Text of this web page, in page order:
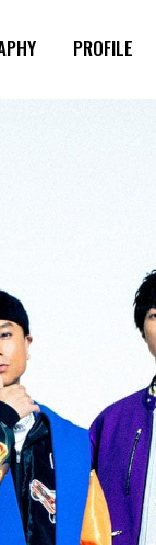
PROFILE